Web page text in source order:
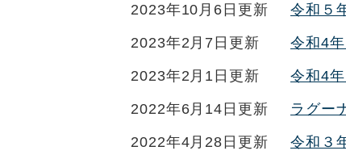
2023年10月6日更新 令和５
2023年2月7日更新 令和4
2023年2月1日更新 令和4
2022年6月14日更新 ラグー
2022年4月28日更新 令和３